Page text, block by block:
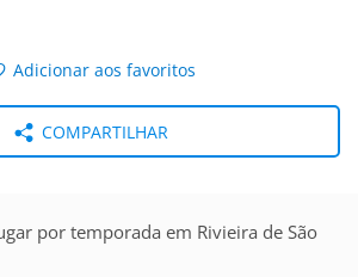
Adicionar aos favoritos
COMPARTILHAR
por temporada em Rivieira de São